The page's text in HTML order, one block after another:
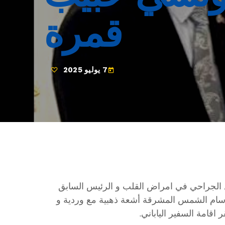
قمرة
today7 يوليو 2025
الجراحي في امراض القلب و الرئيس السابق
الشمس المشرقة أشعة ذهبية مع وردية و